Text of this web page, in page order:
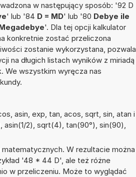
w następujący sposób: '92 D
' lub '84 D = MD' lub '80 Debye ile
'. Dla tej opcji kalkulator
konkretnie zostać przeliczona
zostanie wykorzystana, pozwala
na długich listach wyników z miriadą
We wszystkim wyręcza nas
asin, exp, tan, acos, sqrt, sin, atan i
asin(1/2), sqrt(4), tan(90°), sin(90),
W rezultacie można
'48 * 44 D', ale też różne
w przeliczeniu. Może to wyglądać